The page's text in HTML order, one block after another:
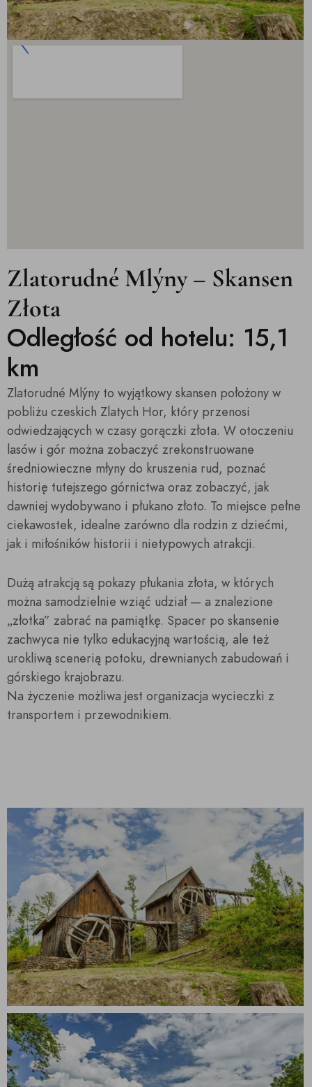
Zlatorudné Mlýny – Skansen
Złota
Odległość od hotelu: 15,1
km
Zlatorudné Mlýny to wyjątkowy skansen położony w
pobliżu czeskich Zlatych Hor, który przenosi
odwiedzających w czasy gorączki złota. W otoczeniu
lasów i gór można zobaczyć zrekonstruowane
średniowieczne młyny do kruszenia rud, poznać
historię tutejszego górnictwa oraz zobaczyć, jak
dawniej wydobywano i płukano złoto. To miejsce pełne
ciekawostek, idealne zarówno dla rodzin z dziećmi,
jak i miłośników historii i nietypowych atrakcji.
Dużą atrakcją są pokazy płukania złota, w których
można samodzielnie wziąć udział — a znalezione
„złotka” zabrać na pamiątkę. Spacer po skansenie
zachwyca nie tylko edukacyjną wartością, ale też
urokliwą scenerią potoku, drewnianych zabudowań i
górskiego krajobrazu.
Na życzenie możliwa jest organizacja wycieczki z
transportem i przewodnikiem.